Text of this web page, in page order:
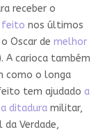
receber o
feito nos últimos
Oscar de melhor
A carioca também
como o longa
tem ajudado a
ditaduramilitar,
da Verdade,